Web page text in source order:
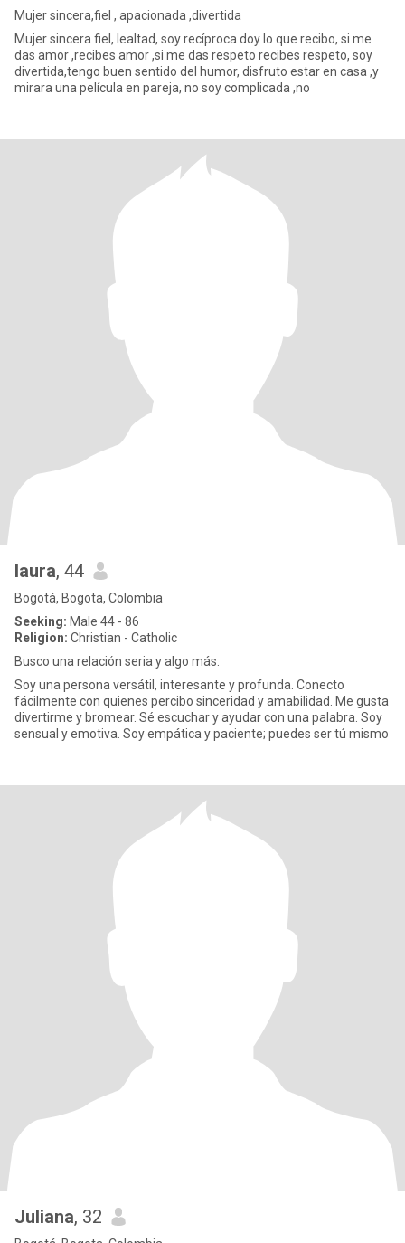
Mujer sincera,fiel , apacionada ,divertida
Mujer sincera fiel, lealtad, soy recíproca doy lo que recibo, si me
das amor ,recibes amor ,si me das respeto recibes respeto, soy
divertida,tengo buen sentido del humor, disfruto estar en casa ,y
mirara una película en pareja, no soy complicada ,no
laura, 44
Bogotá, Bogota, Colombia
Seeking: Male 44 - 86
Religion: Christian - Catholic
Busco una relación seria y algo más.
Soy una persona versátil, interesante y profunda. Conecto
fácilmente con quienes percibo sinceridad y amabilidad. Me gusta
divertirme y bromear. Sé escuchar y ayudar con una palabra. Soy
sensual y emotiva. Soy empática y paciente; puedes ser tú mismo
Juliana, 32